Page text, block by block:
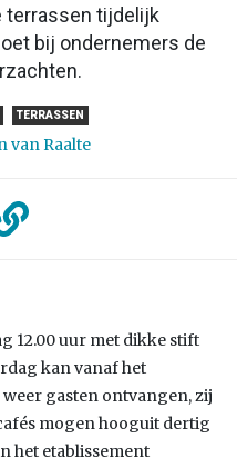
terrassen tijdelijk
bij ondernemers de
TERRASSEN
van Raalte
12.00 uur met dikke stift
kan vanaf het
gasten ontvangen, zij
mogen hooguit dertig
het etablissement